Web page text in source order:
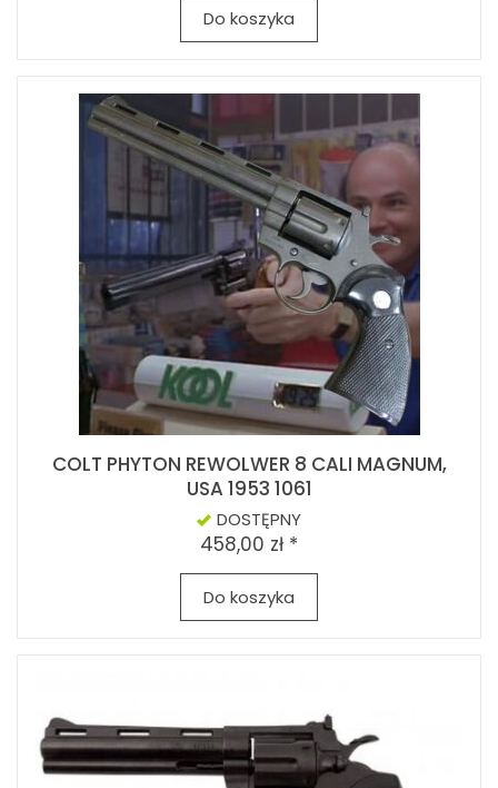
Do koszyka
COLT PHYTON REWOLWER 8 CALI MAGNUM,
USA 1953 1061
DOSTĘPNY
458,00 zł *
Do koszyka